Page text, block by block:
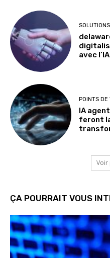
avec l’IA
POINTS DE
IA
feront
Voir
ÇA POURRAIT VOUS